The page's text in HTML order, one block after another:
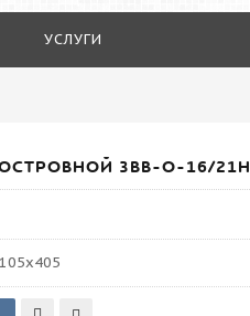
УСЛУГИ
3ВВ-О-16/21Н